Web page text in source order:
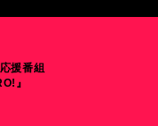
援番組
』